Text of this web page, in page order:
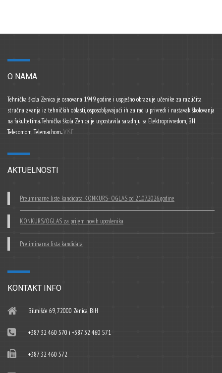
O NAMA
Tehnička škola Zenica je osnovana 1949. godine i uspješno obrazuje učenike za različita
stručna zvanja iz tehničkih oblasti, osposobljavajući ih za rad u privredi i nastavak školovanja
na fakultetima. Tehnička škola Zenica je uspostavila saradnju sa Elektroprivredom, BH
Telecomom, Telemachom...VIŠE
AKTUELNOSTI
Preliminarne liste kandidata KONKURS- OGLAS od 21.07.2026.godine
KONKURS/OGLAS za prijem novih uposlenika
Preliminarna lista kandidata
KONTAKT INFO
Bilmišće 69, 72000 Zenica, BiH
+387 32 460 570 i +387 32 460 571
+387 32 460 572